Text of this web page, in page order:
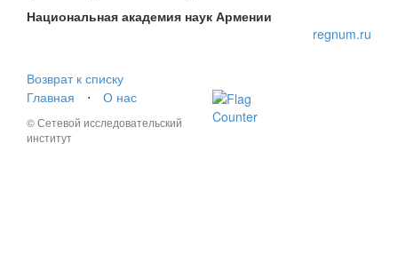
Национальная академия наук Армении
regnum.ru
Возврат к списку
Главная
⋅ О нас
© Сетевой исследовательский
институт